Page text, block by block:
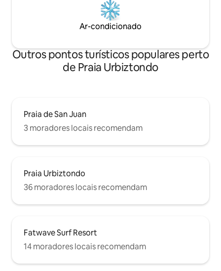
Ar-condicionado
Outros pontos turísticos populares perto
de Praia Urbiztondo
Praia de San Juan
3 moradores locais recomendam
Praia Urbiztondo
36 moradores locais recomendam
Fatwave Surf Resort
14 moradores locais recomendam